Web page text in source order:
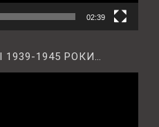
02:39
1939-1945 РОКИ…